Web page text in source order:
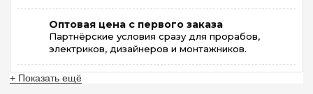
Оптовая цена с первого заказа
Партнёрские условия сразу для прорабов,
электриков, дизайнеров и монтажников.
+ Показать ещё